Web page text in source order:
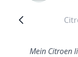
Mein Citroen